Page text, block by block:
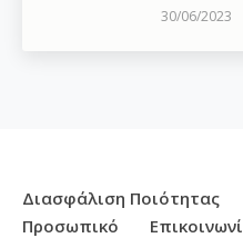
30/06/2023
Διασφάλιση Ποιότητας
Προσωπικό